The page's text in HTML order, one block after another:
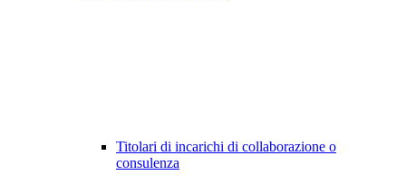
Titolari di incarichi di collaborazione o
consulenza